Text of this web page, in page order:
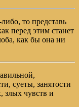
то представь
перед этим станет
как бы она ни
суеты, занятости
злых чувств и